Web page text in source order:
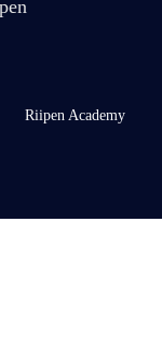
Riipen Academy